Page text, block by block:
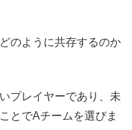
のように共存するのか
プレイヤーであり、未
とでAチームを選びま